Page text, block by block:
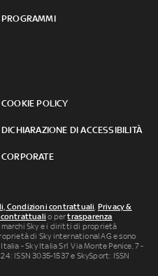
PROGRAMMI
COOKIE POLICY
DICHIARAZIONE DI ACCESSIBILITÀ
CORPORATE
Condizioni contrattuali, Privacy &
contrattuali o pertrasparenza
Sky e i diritti di proprietà
di Sky international AG e sono
- Sky Italia Srl Via Monte Penice, 7 -
ISSN 3035-1537 e SkySport: ISSN